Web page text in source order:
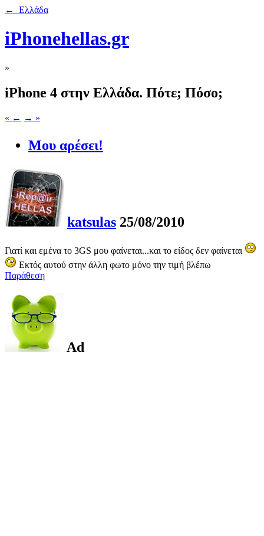
← Ελλάδα
iPhonehellas.gr
»
iPhone 4 στην Ελλάδα. Πότε; Πόσο;
« ← → »
Μου αρέσει!
katsulas 25/08/2010
Γιατί και εμένα το 3GS μου φαίνεται...και το είδος δεν φαίνεται
Εκτός αυτού στην άλλη φωτο μόνο την τιμή βλέπω
Παράθεση
Ad